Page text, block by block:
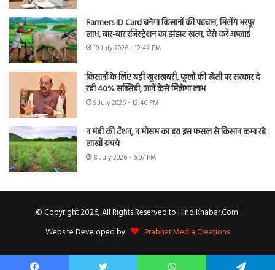
Farmers ID Card बनेगा किसानों की पहचान, मिलेंगे भरपूर
लाभ, बार-बार रजिस्ट्रेशन का झंझट खत्म, ऐसे करें अप्लाई
10 July 2026 - 12:42 PM
किसानों के लिए बड़ी खुशखबरी, फूलों की खेती पर सरकार दे
रही 40% सब्सिडी, जानें कैसे मिलेगा लाभ
9 July 2026 - 12:46 PM
न मंडी की टेंशन, न मौसम का डर! इस फसल से किसान कमा रहे
लाखों रुपये
8 July 2026 - 6:07 PM
© Copyright 2026, All Rights Reserved to HindiKhabar.Com
Website Developed by
Prabhat Media Creations